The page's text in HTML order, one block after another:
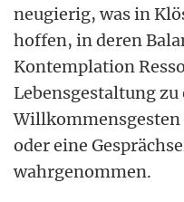
neugierig, was in
hoffen, in deren
Kontemplation
Lebensgestaltung
oder eine
wahrgenommen.